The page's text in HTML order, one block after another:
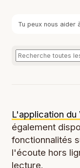
Tu peux nous aider
L'application
également
fonctionnalités
l'écoute hors
lecture.